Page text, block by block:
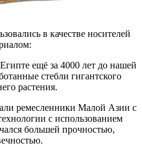
в качестве носителей
ещё за 4000 лет до нашей
стебли гигантского
растения.
ремесленники Малой Азии с
с использованием
большей прочностью,